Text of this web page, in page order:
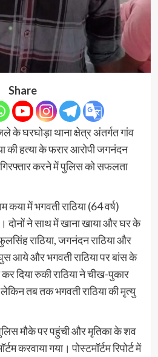
Share
के घरघोड़ा थाना क्षेत्र अंतर्गत गांव
की हत्या के फरार आरोपी जगनंदन
गिरफ्तार करने में पुलिस को सफलता
कया में भगवती राठिया (64 वर्ष)
दोनों ने साथ में खाना खाया और घर के
राठिया, जगनंदन राठिया और
आये और भगवती राठिया पर बांस के
दिया रुकी राठिया ने चीख-पुकार
तब तक भगवती राठिया की मृत्यु
मौके पर पहुंची और मृतिका के शव
करवाया गया। पोस्टमॉर्टम रिपोर्ट में